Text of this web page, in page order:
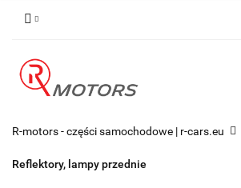
R-motors - części samochodowe | r-cars.eu
Reflektory, lampy przednie